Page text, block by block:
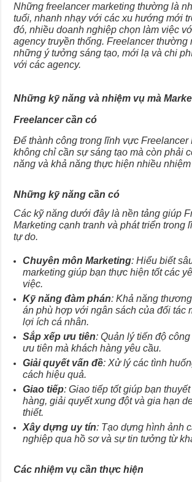
Những freelancer marketing thường là
tuổi, nhanh nhạy với các xu hướng mới
đó, nhiều doanh nghiệp chọn làm việc
agency truyền thống. Freelancer thường
những ý tưởng sáng tạo, mới lạ và chi
với các agency.
Những kỹ năng và nhiệm vụ mà
Freelancer cần có
Để thành công trong lĩnh vực Freelancer
không chỉ cần sự sáng tạo mà còn phải
năng và khả năng thực hiện nhiều
Những kỹ năng cần có
Các kỹ năng dưới đây là nền tảng giúp
Marketing cạnh tranh và phát triển trong
tự do.
Chuyên môn Marketing: Hiểu biết
marketing giúp bạn thực hiện tốt các
việc.
Kỹ năng đàm phán: Khả năng
án phù hợp với ngân sách của đối tác
lợi ích cá nhân.
Sắp xếp ưu tiên: Quản lý tiến độ
ưu tiên mà khách hàng yêu cầu.
Giải quyết vấn đề: Xử lý các tình
cách hiệu quả.
Giao tiếp: Giao tiếp tốt giúp bạn
hàng, giải quyết xung đột và gia hạn
thiết.
Xây dựng uy tín: Tạo dựng hình ảnh
nghiệp qua hồ sơ và sự tin tưởng từ
Các nhiệm vụ cần thực hiện